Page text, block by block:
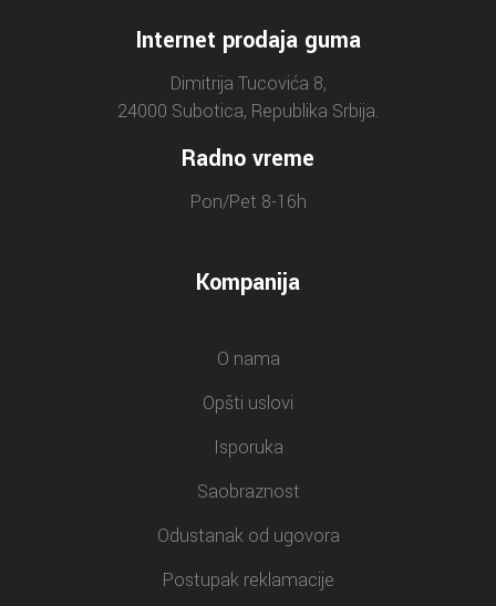
Internet prodaja guma
Dimitrija Tucovića 8,
24000 Subotica, Republika Srbija.
Radno vreme
Pon/Pet 8-16h
Kompanija
O nama
Opšti uslovi
Isporuka
Saobraznost
Odustanak od ugovora
Postupak reklamacije